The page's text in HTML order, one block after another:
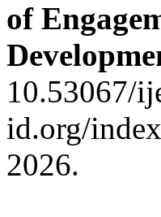
of
10.53067/
id.org/
2026.